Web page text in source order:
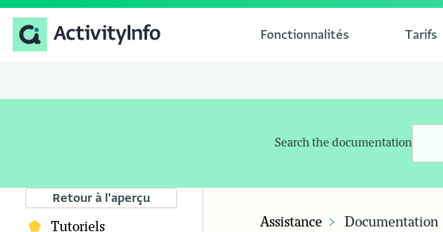
Fonctionnalités Tarifs
Search the documentation
Retour à l'aperçu
Tutoriels
Assistance Documentation